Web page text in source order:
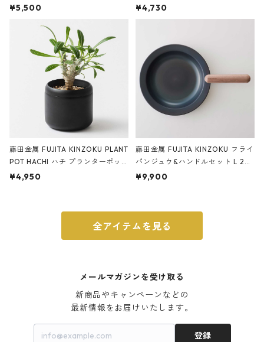
サンドカラー 石調 ideaco Station
¥5,500
石調 ideaco Umbrella Stand CUB
E ストーンサンドブラック
¥4,730
藤田金属 FUJITA KINZOKU PLANT
POT HACHI ハチ プランターポッ
ト 3号 ブラック
¥4,950
藤田金属 FUJITA KINZOKU フライ
パンジュウ&ハンドルセット L 24c
m ガス火・IH対応 鉄フライパン
¥9,900
全アイテムを見る
メールマガジンを受け取る
新商品やキャンペーンなどの
最新情報をお届けいたします。
登録